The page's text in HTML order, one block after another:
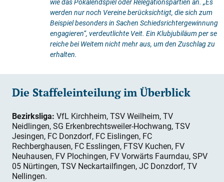
werden nur noch Vereine berücksichtigt, die sich zum
Beispiel besonders in Sachen Schiedsrichtergewinnung
engagieren“, verdeutlichte Veit. Ein Klubjubiläum per se
reiche bei Weitem nicht mehr aus, um den Zuschlag zu
erhalten.
Die Staffeleinteilung im Überblick
Bezirksliga: VfL Kirchheim, TSV Weilheim, TV
Neidlingen, SG Erkenbrechtsweiler-Hochwang, TSV
Jesingen, FC Donzdorf, FC Eislingen, FC
Rechberghausen, FC Esslingen, FTSV Kuchen, FV
Neuhausen, FV Plochingen, FV Vorwärts Faurndau, SPV
05 Nürtingen, TSV Neckartailfingen, JC Donzdorf, TV
Nellingen.